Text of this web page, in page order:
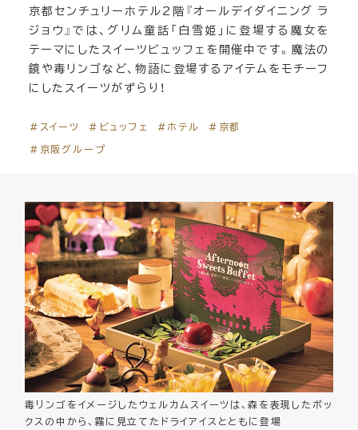
京都センチュリーホテル2階『オールデイダイニング ラ
ジョウ』では、グリム童話「白雪姫」に登場する魔女を
テーマにしたスイーツビュッフェを開催中です。魔法の
鏡や毒リンゴなど、物語に登場するアイテムをモチーフ
にしたスイーツがずらり！
＃スイーツ ＃ビュッフェ ＃ホテル
＃京都
＃京阪グループ
毒リンゴをイメージしたウェルカムスイーツは、森を表現したボッ
クスの中から、霧に見立てたドライアイスとともに登場